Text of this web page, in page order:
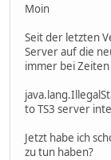
Moin
Seit der letzten
Server auf die
immer bei
to TS3 server
Jetzt habe ich
zu tun haben?